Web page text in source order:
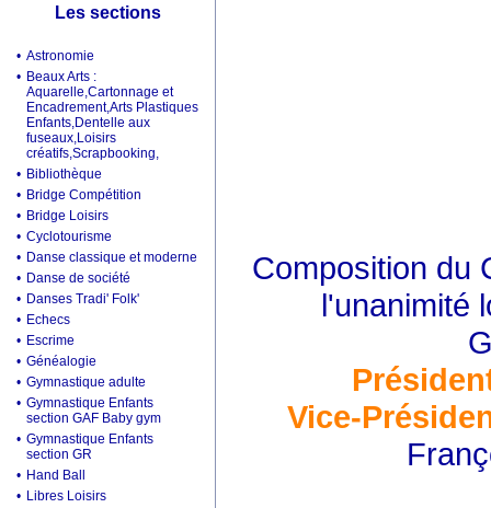
Les sections
• Astronomie
• Beaux Arts :
Aquarelle,Cartonnage et
Encadrement,Arts Plastiques
Enfants,Dentelle aux
fuseaux,Loisirs
créatifs,Scrapbooking,
• Bibliothèque
• Bridge Compétition
• Bridge Loisirs
• Cyclotourisme
• Danse classique et moderne
• Danse de société
• Danses Tradi' Folk'
• Echecs
• Escrime
• Généalogie
• Gymnastique adulte
• Gymnastique Enfants
section GAF Baby gym
• Gymnastique Enfants
section GR
• Hand Ball
• Libres Loisirs
Composition du
l'unanimité
Vice-